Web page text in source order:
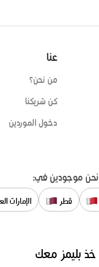
عنا
من نحن؟
كن شريكنا
دخول الموردين
نحن موجودين في:
قطر الإمارات
خذ بليمز معك